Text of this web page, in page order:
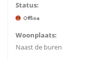
Status:
Woonplaats:
Naast de buren